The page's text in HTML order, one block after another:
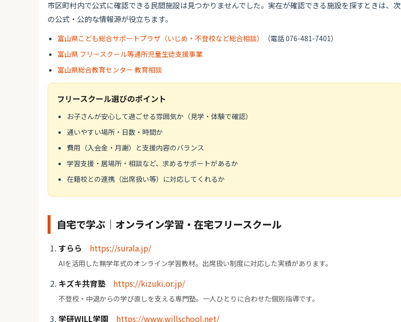
市区町村内で公式に確認できる民間施設は見つかりませんでした。実在が確認できる施設を探すときは、次
の公式・公的な情報源が役立ちます。
富山県こども総合サポートプラザ（いじめ・不登校など総合相談）
（電話 076-481-7401）
富山県 フリースクール等通所児童生徒支援事業
富山県総合教育センター 教育相談
フリースクール選びのポイント
お子さんが安心して過ごせる雰囲気か（見学・体験で確認）
通いやすい場所・日数・時間か
費用（入会金・月謝）と支援内容のバランス
学習支援・居場所・相談など、求めるサポートがあるか
在籍校との連携（出席扱い等）に対応してくれるか
自宅で学ぶ｜オンライン学習・在宅フリースクール
すらら https://surala.jp/
AIを活用した無学年式のオンライン学習教材。出席扱い制度に対応した実績があります。
キズキ共育塾 https://kizuki.or.jp/
不登校・中退からの学び直しを支える専門塾。一人ひとりに合わせた個別指導です。
学研WILL学園 https://www.willschool.net/